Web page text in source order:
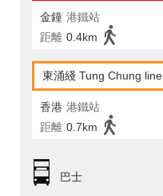
金鐘 港鐵站
距離 0.4km
東涌綫 Tung Chung line
香港 港鐵站
距離 0.7km
巴士